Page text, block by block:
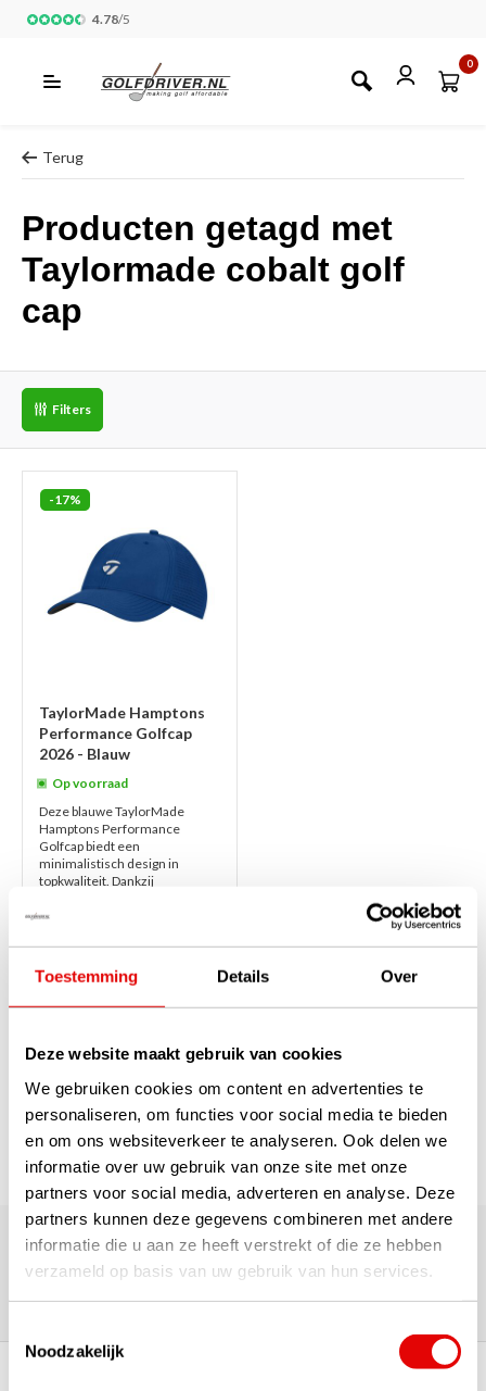
Toestemming Details Over
Deze website maakt gebruik van cookies
We gebruiken cookies om content en advertenties te
personaliseren, om functies voor social media te bieden
en om ons websiteverkeer te analyseren. Ook delen we
informatie over uw gebruik van onze site met onze
partners voor social media, adverteren en analyse. Deze
partners kunnen deze gegevens combineren met andere
informatie die u aan ze heeft verstrekt of die ze hebben
verzameld op basis van uw gebruik van hun services.
Noodzakelijk
4.78/5
0
Terug
Producten getagd met
Taylormade cobalt golf
cap
Filters
-17%
TaylorMade Hamptons
Performance Golfcap
2026 - Blauw
Op voorraad
Deze blauwe TaylorMade
Hamptons Performance
Golfcap biedt een
minimalistisch design in
topkwaliteit. Dankzij
van maxima...
€24,95
Pagina 1 van 1
180.000+ Klanten | 5.000+ Reviews | Trusted Shops, TrustPilot,
Google
Reviews: Onze klanten aan het
woord
Vóór 15:00 besteld,